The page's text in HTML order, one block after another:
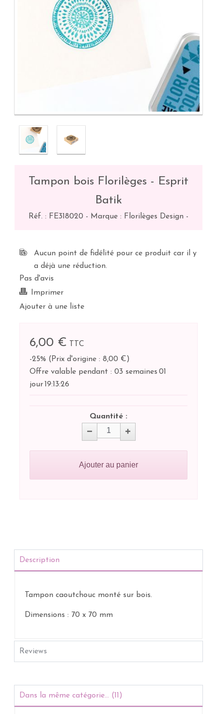
Tampon bois Florilèges - Esprit
Batik
Réf. : FE318020 - Marque : Florilèges Design -
Aucun point de fidélité pour ce produit car il y
a déjà une réduction.
Pas d'avis
Imprimer
Ajouter à une liste
6,00 €
TTC
-25% ( Prix d'origine : 8,00 €)
Offre valable pendant : 03 semaines 01
jour 19:13:26
Quantité :
Ajouter au panier
Description
Tampon caoutchouc monté sur bois.
Dimensions : 70 x 70 mm
Reviews
Dans la même catégorie... (11)